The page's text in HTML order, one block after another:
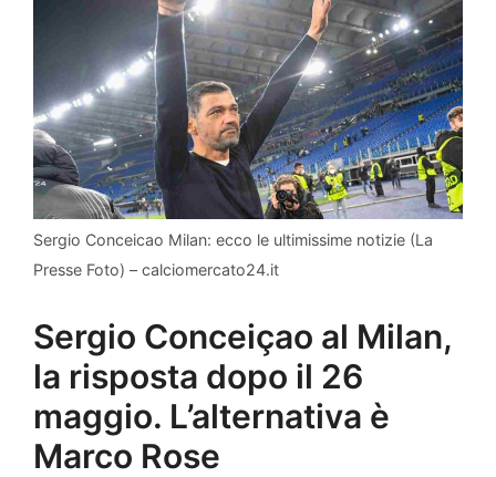
Sergio Conceicao Milan: ecco le ultimissime notizie (La
Presse Foto) – calciomercato24.it
Sergio Conceiçao al Milan,
la risposta dopo il 26
maggio. L’alternativa è
Marco Rose